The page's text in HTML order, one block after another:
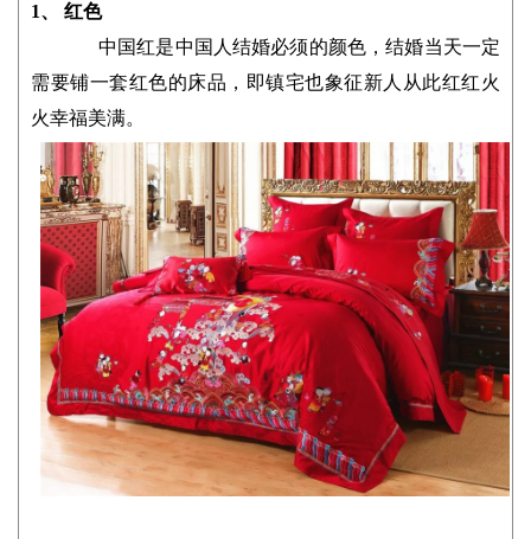
1、 红色
中国红是中国人结婚必须的颜色，结婚当天一定
需要铺一套红色的床品，即镇宅也象征新人从此红红火
火幸福美满。